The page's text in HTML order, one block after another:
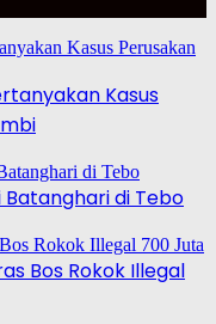
Kasus
Batanghari di Tebo
Bos Rokok Illegal